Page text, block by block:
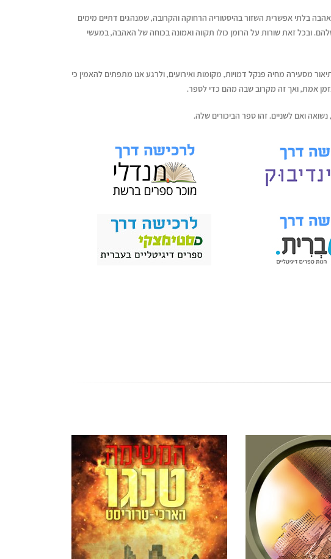
בלתי אפשרית השזור בהיסטוריה הרחוקה והקרובה, שמנהגים דתיים מימים
ובכל זאת שורות על הרומן כולו תקווה ואמונה בכוחה של האהבה, במעשי
מסעירה מחיה פנקל דמויות, מקומות ואירועים, ולרגע אנו מתפתים להאמין כי
אמת, ואך זה מקרוב שבה מהם כדי לספר.
ואם לשניים. זהו ספר הביכורים שלה.